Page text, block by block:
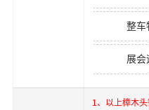
整车
展会
1、以上樟木